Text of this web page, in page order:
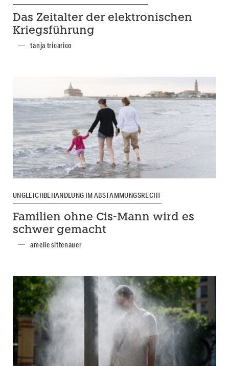
Das Zeitalter der elektronischen
Kriegsführung
tanja tricarico
UNGLEICHBEHANDLUNG IM ABSTAMMUNGSRECHT
Familien ohne Cis-Mann wird es
schwer gemacht
amelie sittenauer